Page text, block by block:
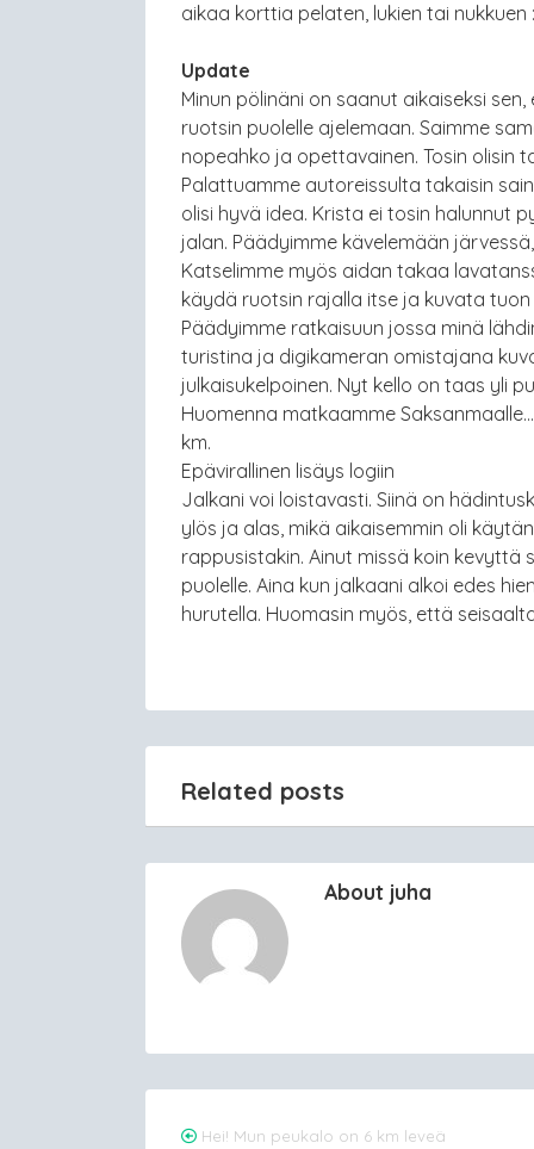
aikaa korttia pelaten, lukien tai nukkuen
Update
Minun pölinäni on saanut aikaiseksi
ruotsin puolelle ajelemaan. Saimme
nopeahko ja opettavainen. Tosin olisin
Palattuamme autoreissulta takaisin
olisi hyvä idea. Krista ei tosin halunnut
jalan. Päädyimme kävelemään
Katselimme myös aidan takaa
käydä ruotsin rajalla itse ja kuvata
Päädyimme ratkaisuun jossa minä
turistina ja digikameran omistajana
julkaisukelpoinen. Nyt kello on taas yli
Huomenna matkaamme
km.
Epävirallinen lisäys logiin
Jalkani voi loistavasti. Siinä on
ylös ja alas, mikä aikaisemmin oli
rappusistakin. Ainut missä koin
puolelle. Aina kun jalkaani alkoi edes
hurutella. Huomasin myös, että
Related posts
About juha
Hei! Mun peukalo on 6 km leveä